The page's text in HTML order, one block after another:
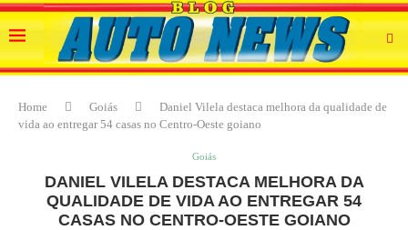
Home Goiás
Daniel Vilela destaca melhora da qualidade de
vida ao entregar 54 casas no Centro-Oeste goiano
Goiás
DANIEL VILELA DESTACA MELHORA DA
QUALIDADE DE VIDA AO ENTREGAR 54
CASAS NO CENTRO-OESTE GOIANO